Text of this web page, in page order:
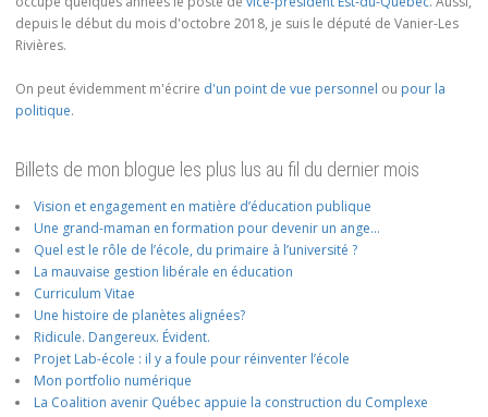
depuis le début du mois d'octobre 2018, je suis le député de Vanier-Les
Rivières.
On peut évidemment m'écrire d'un point de vue personnel ou pour la
politique.
Billets de mon blogue les plus lus au fil du dernier mois
Vision et engagement en matière d’éducation publique
Une grand-maman en formation pour devenir un ange…
Quel est le rôle de l’école, du primaire à l’université ?
La mauvaise gestion libérale en éducation
Curriculum Vitae
Une histoire de planètes alignées?
Ridicule. Dangereux. Évident.
Projet Lab-école : il y a foule pour réinventer l’école
Mon portfolio numérique
La Coalition avenir Québec appuie la construction du Complexe